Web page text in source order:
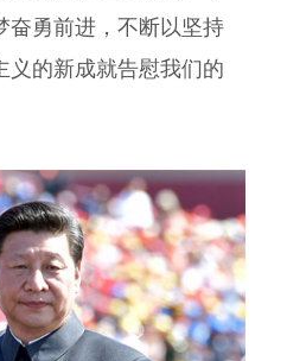
奋勇前进，不断以坚持
义的新成就告慰我们的